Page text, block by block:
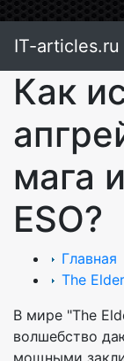
IT-articles.ru
Как
мага
ESO?
Главная
The
В мире "The
волшебство
мощными